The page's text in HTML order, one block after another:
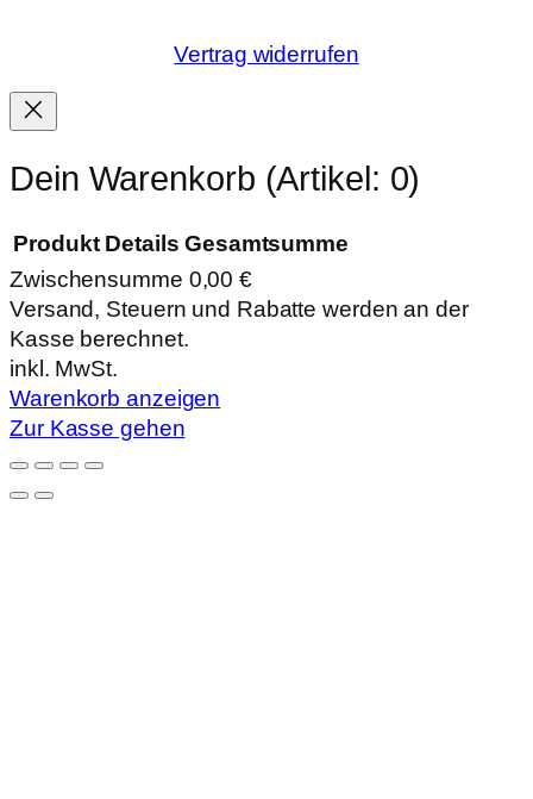
Vertrag widerrufen
Dein Warenkorb (Artikel: 0)
Produkte
im
Warenkorb
Produkt Details Gesamtsumme
Zwischensumme 0,00 €
Versand, Steuern und Rabatte werden an der
Kasse berechnet.
inkl. MwSt.
Warenkorb anzeigen
Zur Kasse gehen